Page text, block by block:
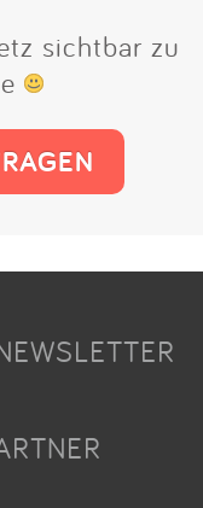
sichtbar zu